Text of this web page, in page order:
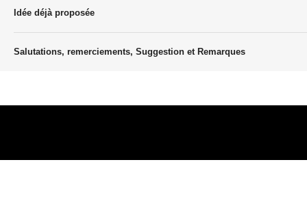
Idée déjà proposée
Salutations, remerciements, Suggestion et Remarques